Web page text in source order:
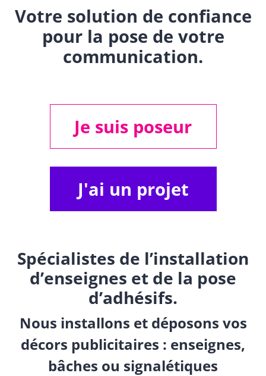
Votre solution de confiance
pour la pose de votre
communication.
Je suis poseur
J'ai un projet
Spécialistes de l’installation
d’enseignes et de la pose
d’adhésifs.
Nous installons et déposons vos
décors publicitaires : enseignes,
bâches ou signalétiques